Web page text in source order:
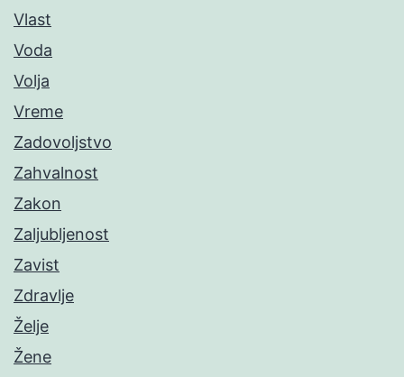
Vlast
Voda
Volja
Vreme
Zadovoljstvo
Zahvalnost
Zakon
Zaljubljenost
Zavist
Zdravlje
Želje
Žene